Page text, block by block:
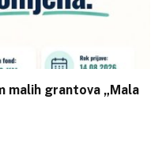
malih grantova „Mala